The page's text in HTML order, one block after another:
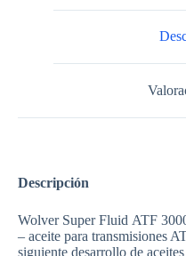
Descripción
Wolver Super Fluid ATF
– aceite para transmisiones
siguiente desarrollo de